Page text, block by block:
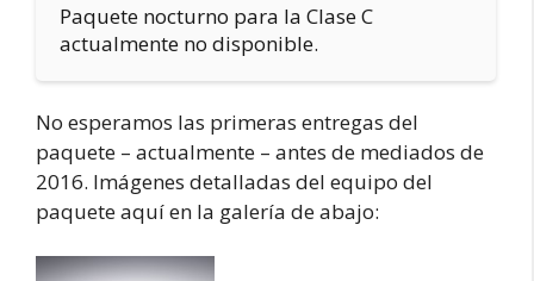
Paquete nocturno para la Clase C
actualmente no disponible.
No esperamos las primeras entregas del
paquete – actualmente – antes de mediados de
2016. Imágenes detalladas del equipo del
paquete aquí en la galería de abajo: